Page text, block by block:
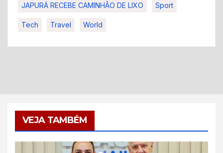
JAPURÁ RECEBE CAMINHÃO DE LIXO Sport
Tech Travel World
VEJA TAMBÉM